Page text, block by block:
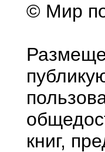
© Мир
книг,